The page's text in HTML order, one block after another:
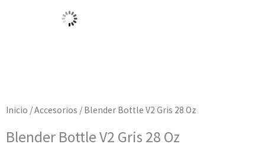
Inicio /Accesorios / Blender Bottle V2 Gris 28 Oz
Blender Bottle V2 Gris 28 Oz